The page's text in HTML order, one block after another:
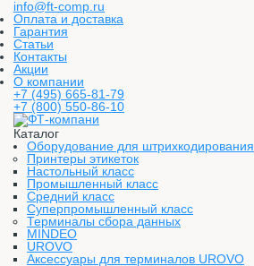
info@ft-comp.ru
Оплата и доставка
Гарантия
Статьи
Контакты
Акции
О компании
+7 (495) 665-81-79
+7 (800) 550-86-10
Каталог
Оборудование для штрихкодирования
Принтеры этикеток
Настольный класс
Промышленный класс
Средний класс
Суперпромышленный класс
Терминалы сбора данных
MINDEO
UROVO
Аксессуары для терминалов UROVO